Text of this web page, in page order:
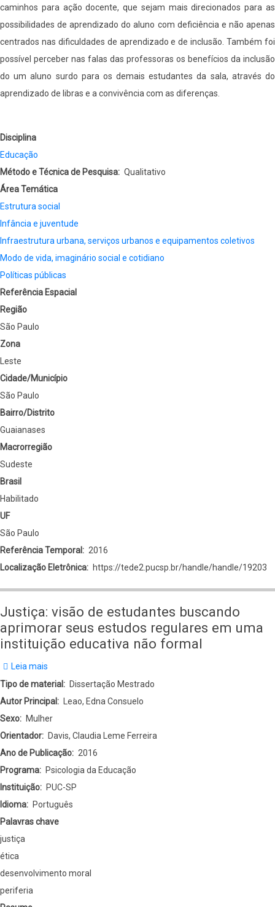
caminhos para ação docente, que sejam mais direcionados para as
possibilidades de aprendizado do aluno com deficiência e não apenas
centrados nas dificuldades de aprendizado e de inclusão. Também foi
possível perceber nas falas das professoras os benefícios da inclusão
do um aluno surdo para os demais estudantes da sala, através do
aprendizado de libras e a convivência com as diferenças.
Disciplina
Educação
Método e Técnica de Pesquisa
Qualitativo
Área Temática
Estrutura social
Infância e juventude
Infraestrutura urbana, serviços urbanos e equipamentos coletivos
Modo de vida, imaginário social e cotidiano
Políticas públicas
Referência Espacial
Região
São Paulo
Zona
Leste
Cidade/Município
São Paulo
Bairro/Distrito
Guaianases
Macrorregião
Sudeste
Brasil
Habilitado
UF
São Paulo
Referência Temporal
2016
Localização Eletrônica
https://tede2.pucsp.br/handle/handle/19203
Justiça: visão de estudantes buscando
aprimorar seus estudos regulares em uma
instituição educativa não formal
Leia mais
Justiça:
visão
de
estudantes
buscando
aprimorar
seus
estudos
regulares
instituição
Tipo de material
Dissertação Mestrado
Autor Principal
Leao, Edna Consuelo
Sexo
Mulher
Orientador
Davis, Claudia Leme Ferreira
Ano de Publicação
2016
Programa
Psicologia da Educação
Instituição
PUC-SP
Idioma
Português
Palavras chave
justiça
ética
desenvolvimento moral
periferia